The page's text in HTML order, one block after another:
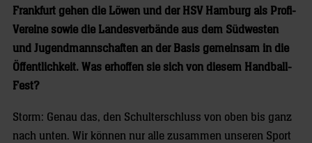
Frankfurt gehen die Löwen und der HSV Hamburg als Profi-
Vereine sowie die Landesverbände aus dem Südwesten
und Jugendmannschaften an der Basis gemeinsam in die
Öffentlichkeit. Was erhoffen sie sich von diesem Handball-
Fest?
Storm: Genau das, den Schulterschluss von oben bis ganz
nach unten. Wir können nur alle zusammen unseren Sport